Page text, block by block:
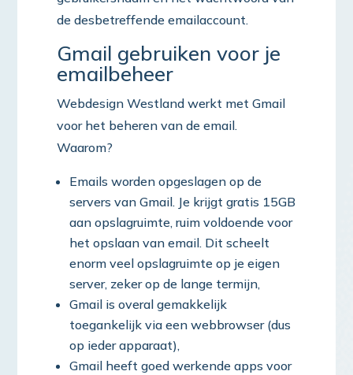
de desbetreffende emailaccount.
Gmail gebruiken voor je
emailbeheer
Webdesign Westland werkt met Gmail
voor het beheren van de email.
Waarom?
Emails worden opgeslagen op de
servers van Gmail. Je krijgt gratis 15GB
aan opslagruimte, ruim voldoende voor
het opslaan van email. Dit scheelt
enorm veel opslagruimte op je eigen
server, zeker op de lange termijn,
Gmail is overal gemakkelijk
toegankelijk via een webbrowser (dus
op ieder apparaat),
Gmail heeft goed werkende apps voor